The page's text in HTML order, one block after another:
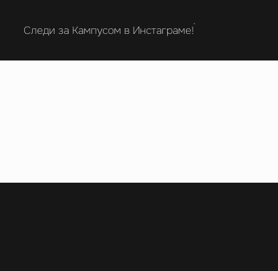
Следи за Кампусом в Инстаграме!